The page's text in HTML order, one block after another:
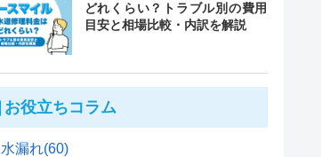
どれくらい？トラブル別の費用
目安と相場比較・内訳を解説
お役立ちコラム
水漏れ(60)